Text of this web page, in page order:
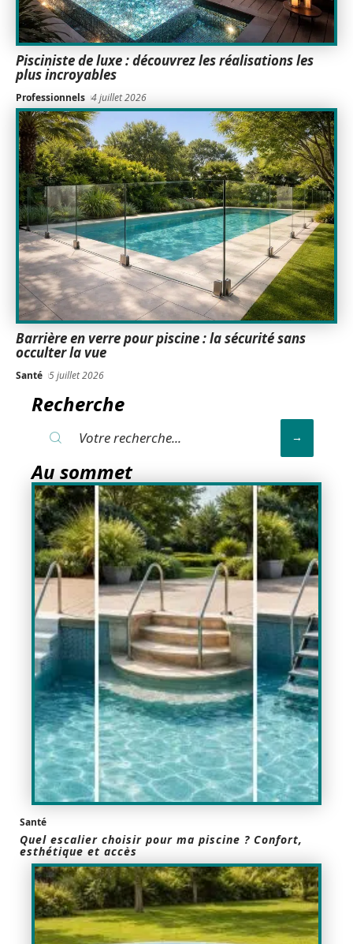
Pisciniste de luxe : découvrez les réalisations les
plus incroyables
Professionnels 4 juillet 2026
Barrière en verre pour piscine : la sécurité sans
occulter la vue
Santé 5 juillet 2026
Recherche
Au sommet
Santé
Quel escalier choisir pour ma piscine ? Confort,
esthétique et accès